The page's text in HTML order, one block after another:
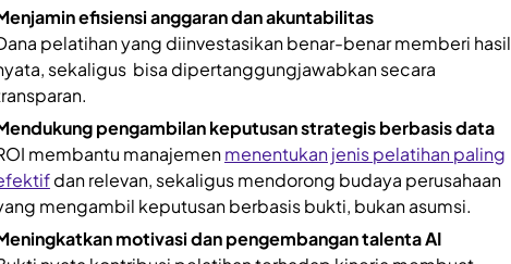
efisiensi anggaran dan akuntabilitas
pelatihan yang diinvestasikan benar-benar memberi hasil
sekaligus bisa dipertanggungjawabkan secara
pengambilan keputusan strategis berbasis data
membantu manajemenmenentukan jenis pelatihan paling
dan relevan, sekaligus mendorong budaya perusahaan
mengambil keputusan berbasis bukti, bukan asumsi.
motivasi dan pengembangan talenta AI